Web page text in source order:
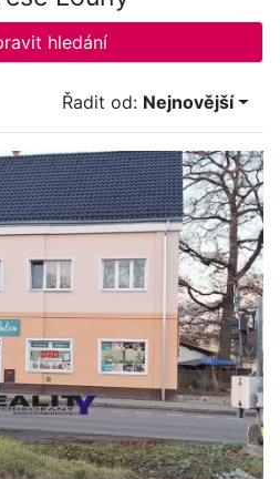
hledání
Řadit od: Nejnovější